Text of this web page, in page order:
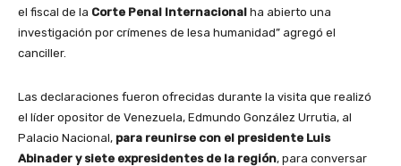
el fiscal de la Corte Penal Internacional ha abierto una
investigación por crímenes de lesa humanidad” agregó el
canciller.
Las declaraciones fueron ofrecidas durante la visita que realizó
el líder opositor de Venezuela, Edmundo González Urrutia, al
Palacio Nacional, para reunirse con el presidente Luis
Abinader y siete expresidentes de la región, para conversar